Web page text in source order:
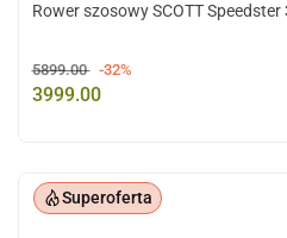
Rower szosowy SCOTT Speedster
5899.00 -32%
3999.00
Superoferta